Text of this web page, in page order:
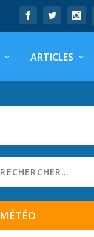
ARTICLES
MÉTÉO